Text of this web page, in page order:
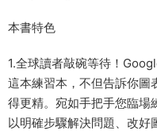
本書特色
1.全球讀者敲碗等待！
這本練習本，不但告訴你圖
得更精。宛如手把手您臨場
以明確步驟解決問題、改好